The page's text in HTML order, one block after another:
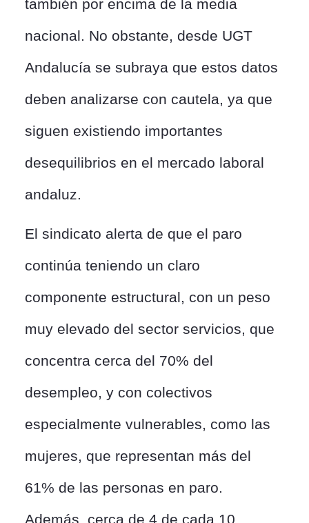
también por encima de la media
nacional. No obstante, desde UGT
Andalucía se subraya que estos datos
deben analizarse con cautela, ya que
siguen existiendo importantes
desequilibrios en el mercado laboral
andaluz.
El sindicato alerta de que el paro
continúa teniendo un claro
componente estructural, con un peso
muy elevado del sector servicios, que
concentra cerca del 70% del
desempleo, y con colectivos
especialmente vulnerables, como las
mujeres, que representan más del
61% de las personas en paro.
Además, cerca de 4 de cada 10